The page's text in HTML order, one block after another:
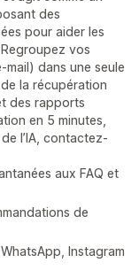
des
pour aider les
vos
dans une seule
la récupération
des rapports
en 5 minutes,
l’IA, contactez-
aux FAQ et
de
Instagram